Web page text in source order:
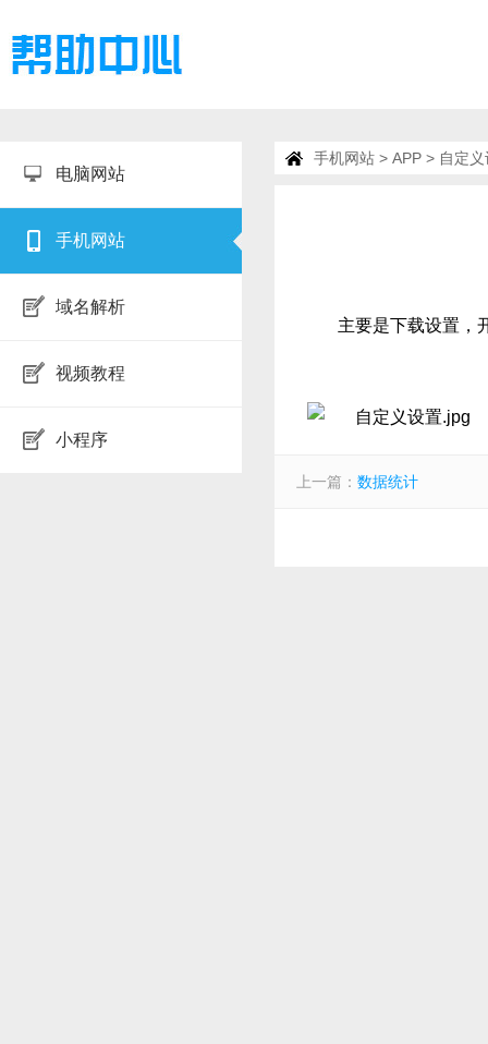
电脑网站
手机网站
域名解析
视频教程
小程序
手机网站 > APP > 自定义
主要是下载设置，
上一篇： 数据统计